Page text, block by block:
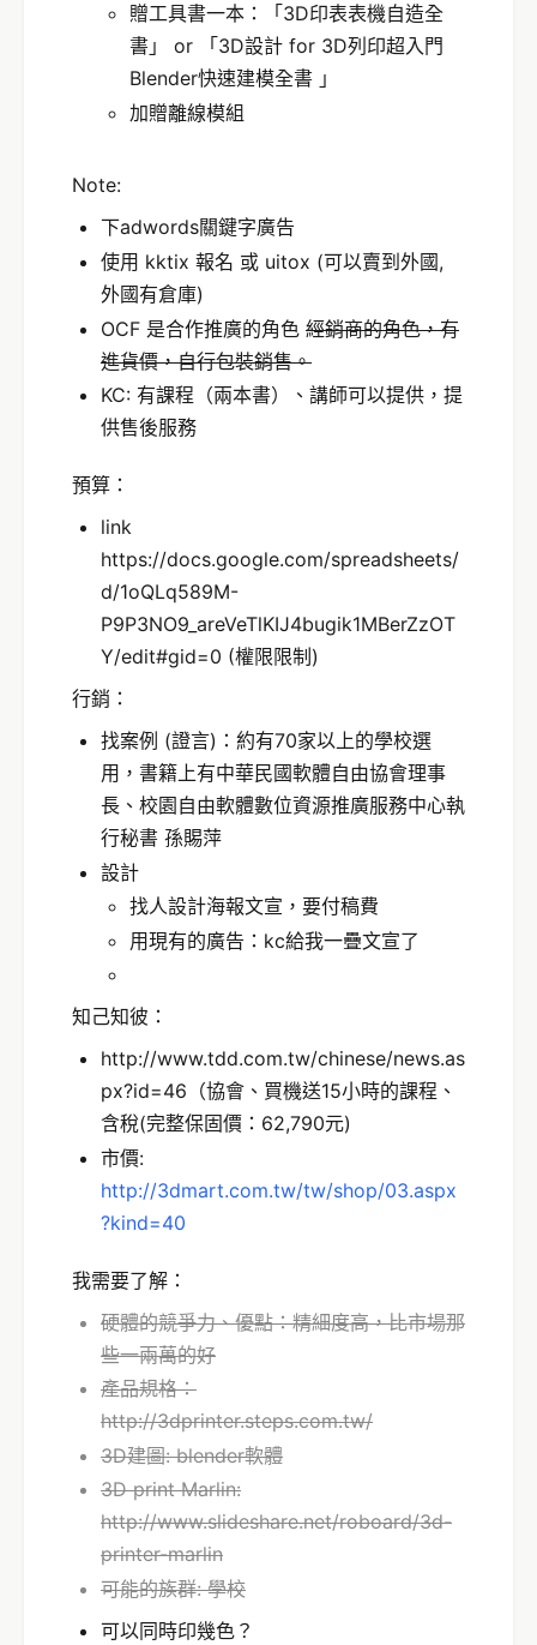
贈工具書一本：「3D印表表機自造全
書」 or 「3D設計 for 3D列印超入門
Blender快速建模全書 」
加贈離線模組
Note:
下adwords關鍵字廣告
使用 kktix 報名 或 uitox (可以賣到外國,
外國有倉庫)
OCF 是合作推廣的角色 經銷商的角色，有
進貨價，自行包裝銷售。
KC: 有課程（兩本書）、講師可以提供，提
供售後服務
預算：
link
https://docs.google.com/spreadsheets/
d/1oQLq589M-
P9P3NO9_areVeTlKIJ4bugik1MBerZzOT
Y/edit#gid=0 (權限限制)
行銷：
找案例 (證言)：約有70家以上的學校選
用，書籍上有中華民國軟體自由協會理事
長、校園自由軟體數位資源推廣服務中心執
行秘書 孫賜萍
設計
找人設計海報文宣，要付稿費
用現有的廣告：kc給我一疊文宣了
知己知彼：
http://www.tdd.com.tw/chinese/news.as
px?id=46（協會、買機送15小時的課程、
含稅(完整保固價：62,790元)
市價:
http://3dmart.com.tw/tw/shop/03.aspx
?kind=40
我需要了解：
硬體的競爭力、優點：精細度高，比市場那
些一兩萬的好
產品規格：
http://3dprinter.steps.com.tw/
3D建圖: blender軟體
3D print Marlin:
http://www.slideshare.net/roboard/3d-
printer-marlin
可能的族群: 學校
可以同時印幾色？